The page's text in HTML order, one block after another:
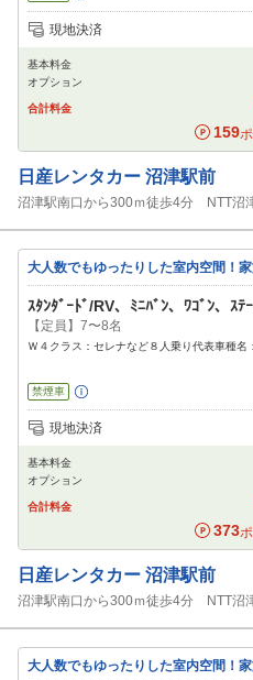
追加可能オプション
カーナビ
現地決済
基本料金
オプション
合計料金
159
日産レンタカー 沼津駅前
沼津駅南口から300ｍ徒歩4分 NTT沼
大人数でもゆったりした室内空間！
ｽﾀﾝﾀﾞｰﾄﾞ/RV、ﾐﾆﾊﾞﾝ、ﾜｺﾞﾝ、ｽﾃ
【定員】7〜8名
Ｗ４クラス：セレナなど８人乗り代表車種名
禁煙車
追加可能オプション
カーナビ
現地決済
基本料金
オプション
合計料金
373
日産レンタカー 沼津駅前
沼津駅南口から300ｍ徒歩4分 NTT沼
大人数でもゆったりした室内空間！